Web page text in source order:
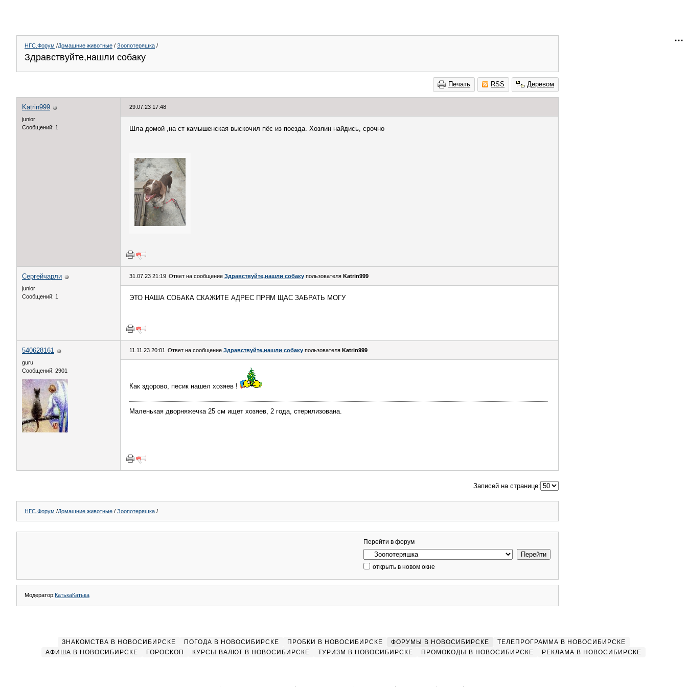
НГС.Форум /Домашние животные / Зоопотеряшка /
Здравствуйте,нашли собаку
Печать RSS Деревом
Katrin999
junior
Сообщений: 1
29.07.23 17:48
Шла домой ,на ст камышенская выскочил пёс из поезда. Хозяин найдись, срочно
Сергейчарли
junior
Сообщений: 1
31.07.23 21:19 Ответ на сообщение Здравствуйте,нашли собаку пользователя Katrin999
ЭТО НАША СОБАКА СКАЖИТЕ АДРЕС ПРЯМ ЩАС ЗАБРАТЬ МОГУ
540628161
guru
Сообщений: 2901
11.11.23 20:01 Ответ на сообщение Здравствуйте,нашли собаку пользователя Katrin999
Как здорово, песик нашел хозяев !
Маленькая дворняжечка 25 см ищет хозяев, 2 года, стерилизована.
Записей на странице:
НГС.Форум /Домашние животные / Зоопотеряшка /
Перейти в форум
открыть в новом окне
Модератор:КатькаКатька
ЗНАКОМСТВА В НОВОСИБИРСКЕ ПОГОДА В НОВОСИБИРСКЕ ПРОБКИ В НОВОСИБИРСКЕ ФОРУМЫ В НОВОСИБИРСКЕ
ТЕЛЕПРОГРАММА В НОВОСИБИРСКЕ
АФИША В НОВОСИБИРСКЕ
ГОРОСКОП КУРСЫ ВАЛЮТ В НОВОСИБИРСКЕ ТУРИЗМ В НОВОСИБИРСКЕ ПРОМОКОДЫ В НОВОСИБИРСКЕ РЕКЛАМА В НОВОСИБИРСКЕ